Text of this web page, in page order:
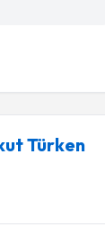
Türken